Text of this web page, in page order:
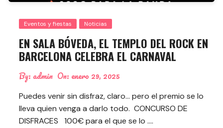
Eventos y fiestas Noticias
EN SALA BÓVEDA, EL TEMPLO DEL ROCK EN
BARCELONA CELEBRA EL CARNAVAL
By: admin On: enero 29, 2025
Puedes venir sin disfraz, claro… pero el premio se lo
lleva quien venga a darlo todo. CONCURSO DE
DISFRACES 100€ para el que se lo ….